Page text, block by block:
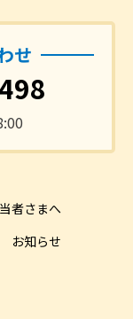
せ
者さまへ
お知らせ